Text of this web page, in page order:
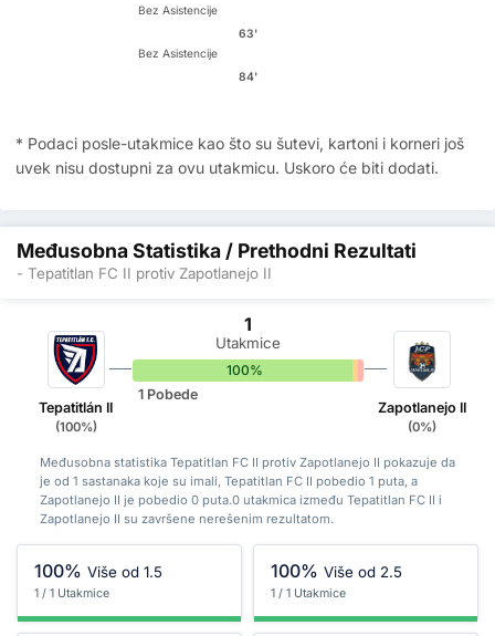
Bez Asistencije
63'
Bez Asistencije
84'
* Podaci posle-utakmice kao što su šutevi, kartoni i korneri još
uvek nisu dostupni za ovu utakmicu. Uskoro će biti dodati.
Međusobna Statistika / Prethodni Rezultati
- Tepatitlan FC II protiv Zapotlanejo II
Tepatitlán II
(100%)
1
Utakmice
100% 0%
0%
1 Pobede
Zapotlanejo II
(0%)
Međusobna statistika Tepatitlan FC II protiv Zapotlanejo II pokazuje da
je od 1 sastanaka koje su imali, Tepatitlan FC II pobedio 1 puta, a
Zapotlanejo II je pobedio 0 puta.0 utakmica između Tepatitlan FC II i
Zapotlanejo II su završene nerešenim rezultatom.
100% Više od 1.5
1 / 1 Utakmice
100% Više od 2.5
1 / 1 Utakmice